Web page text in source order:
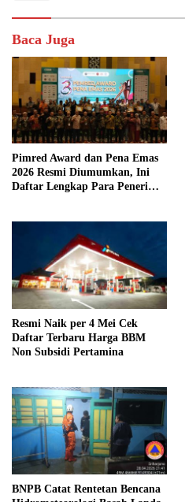
Baca Juga
Pimred Award dan Pena Emas
2026 Resmi Diumumkan, Ini
Daftar Lengkap Para Penerima
Resmi Naik per 4 Mei Cek
Daftar Terbaru Harga BBM
Non Subsidi Pertamina
BNPB Catat Rentetan Bencana